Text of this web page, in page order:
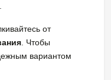
от
. Чтобы
вариантом